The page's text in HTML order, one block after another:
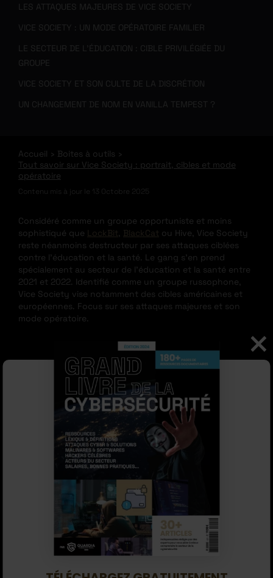
LES ATTAQUES MAJEURES DE VICE SOCIETY
VICE SOCIETY : UN MODE OPÉRATOIRE FAMILIER
LE SECTEUR DE L’ÉDUCATION : CIBLE PRIVILÉGIÉE DU
GROUPE
VICE SOCIETY ET SON CULTE DE LA DISCRÉTION
UN CHANGEMENT DE NOM EN VANILLA TEMPEST ?
Accueil
Boites à outils
Tout savoir sur Vice Society : portrait, cibles et mode
opératoire
Contenu mis à jour le 13 Octobre 2025
Considéré comme un groupe opportuniste et moins
sophistiqué que LockBit, BlackCat ou Hive, Vice Society
reste néanmoins destructeur par ses attaques ciblées
contre l’éducation et la santé. Le gang s’en prend
spécialement au secteur de l’éducation et la santé entre
2021 et 2022. Identifié comme un groupe russophone,
Vice Society vise notamment des cibles américaines et
européennes. Focus sur ses attaques majeures et son
mode opératoire.
LES ATTAQUES
MAJEURES DE VICE
SOCIETY